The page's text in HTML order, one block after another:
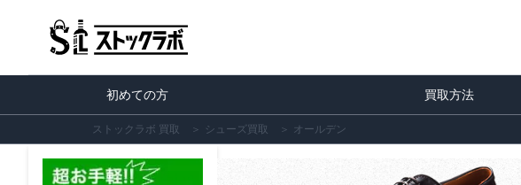
初めての方 買取方法
ストックラボ 買取 ＞ シューズ買取 ＞ オールデン